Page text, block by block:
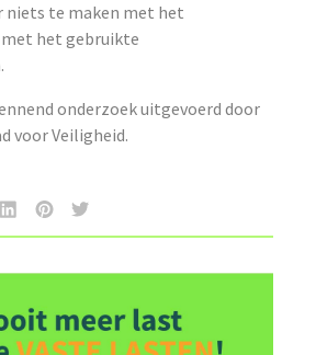
niets te maken met het
het gebruikte
onderzoek uitgevoerd door
voor Veiligheid.